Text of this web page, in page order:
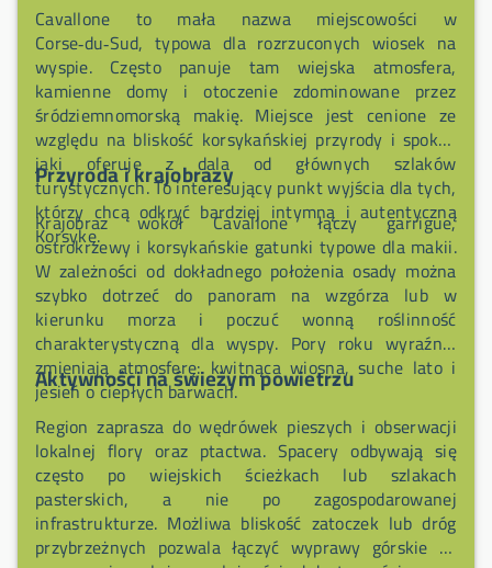
Cavallone to mała nazwa miejscowości w
Corse‑du‑Sud, typowa dla rozrzuconych wiosek na
wyspie. Często panuje tam wiejska atmosfera,
kamienne domy i otoczenie zdominowane przez
śródziemnomorską makię. Miejsce jest cenione ze
względu na bliskość korsykańskiej przyrody i spokój,
jaki oferuje z dala od głównych szlaków
turystycznych. To interesujący punkt wyjścia dla tych,
którzy chcą odkryć bardziej intymną i autentyczną
Korsykę.
Przyroda i krajobrazy
Krajobraz wokół Cavallone łączy garrigue,
ostrokrzewy i korsykańskie gatunki typowe dla makii.
W zależności od dokładnego położenia osady można
szybko dotrzeć do panoram na wzgórza lub w
kierunku morza i poczuć wonną roślinność
charakterystyczną dla wyspy. Pory roku wyraźnie
zmieniają atmosferę: kwitnąca wiosna, suche lato i
jesień o ciepłych barwach.
Aktywności na świeżym powietrzu
Region zaprasza do wędrówek pieszych i obserwacji
lokalnej flory oraz ptactwa. Spacery odbywają się
często po wiejskich ścieżkach lub szlakach
pasterskich, a nie po zagospodarowanej
infrastrukturze. Możliwa bliskość zatoczek lub dróg
przybrzeżnych pozwala łączyć wyprawy górskie ze